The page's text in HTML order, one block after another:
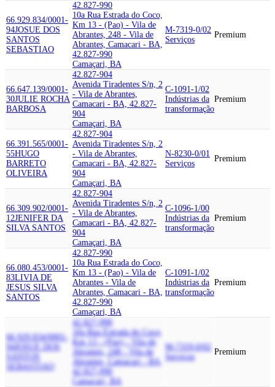
66.929.834/0001-
94JOSUE DOS
SANTOS
SEBASTIAO
42.827-990
10a Rua Estrada do Coco,
Km 13 - (Pao) - Vila de
Abrantes, 248 - Vila de
Abrantes, Camacari - BA,
42.827-990
Camaçari, BA
M-7319-0/02
Serviços
Premium
66.647.139/0001-
30JULIE ROCHA
BARBOSA
42.827-904
Avenida Tiradentes S/n, 2
- Vila de Abrantes,
Camacari - BA, 42.827-
904
Camaçari, BA
C-1091-1/02
Indústrias da
transformação
Premium
66.391.565/0001-
55HUGO
BARRETO
OLIVEIRA
42.827-904
Avenida Tiradentes S/n, 2
- Vila de Abrantes,
Camacari - BA, 42.827-
904
Camaçari, BA
N-8230-0/01
Serviços
Premium
66.309.902/0001-
12JENIFER DA
SILVA SANTOS
42.827-904
Avenida Tiradentes S/n, 2
- Vila de Abrantes,
Camacari - BA, 42.827-
904
Camaçari, BA
C-1096-1/00
Indústrias da
transformação
Premium
66.080.453/0001-
83LIVIA DE
JESUS SILVA
SANTOS
42.827-990
10a Rua Estrada do Coco,
Km 13 - (Pao) - Vila de
Abrantes - Vila de
Abrantes, Camacari - BA,
42.827-990
Camaçari, BA
C-1091-1/02
Indústrias da
transformação
Premium
66.929.834/0001-
94JOSUE DOS
SANTOS
SEBASTIAO
42.827-990
10a Rua Estrada do Coco,
Km 13 - (Pao) - Vila de
Abrantes, 248 - Vila de
Abrantes, Camacari - BA,
42.827-990
Camaçari, BA
M-7319-0/02
Serviços
Premium